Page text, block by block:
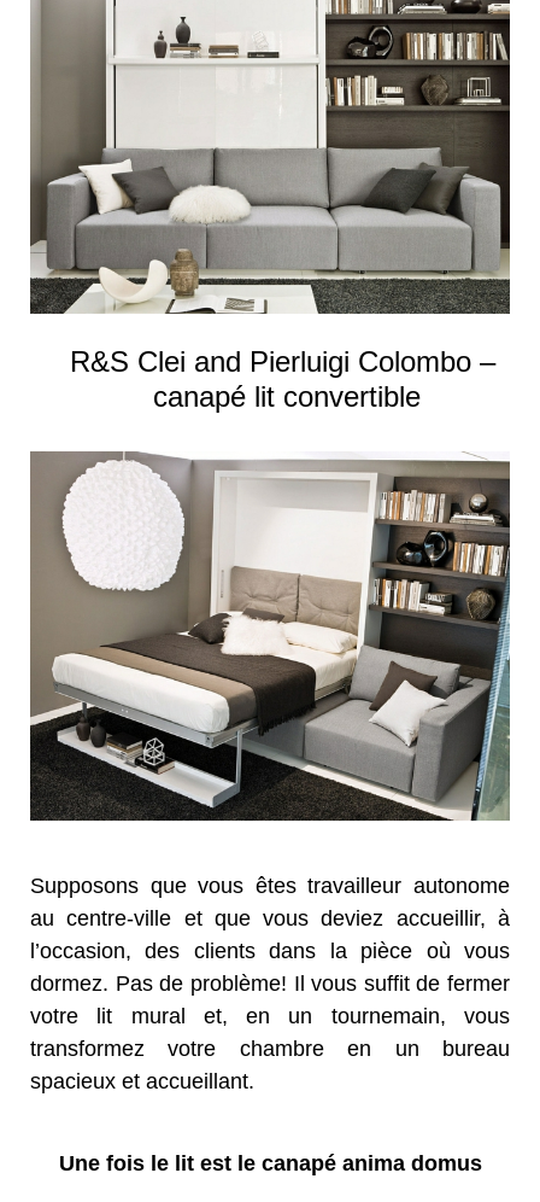
R&S Clei and Pierluigi Colombo –
canapé lit convertible
Supposons que vous êtes travailleur autonome
au centre-ville et que vous deviez accueillir, à
l’occasion, des clients dans la pièce où vous
dormez. Pas de problème! Il vous suffit de fermer
votre lit mural et, en un tournemain, vous
transformez votre chambre en un bureau
spacieux et accueillant.
Une fois le lit est le canapé anima domus